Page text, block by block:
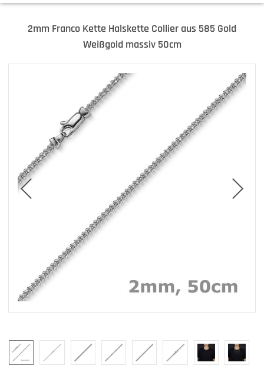
2mm Franco Kette Halskette Collier aus 585 Gold
Weißgold massiv 50cm